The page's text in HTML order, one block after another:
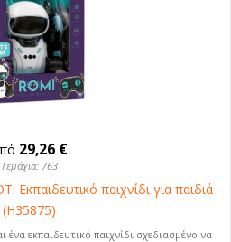
29,26 €
Τεμάχια: 763
Εκπαιδευτικό παιχνίδι για παιδιά
(H35875)
εκπαιδευτικό παιχνίδι σχεδιασμένο να